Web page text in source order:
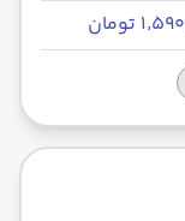
تومان